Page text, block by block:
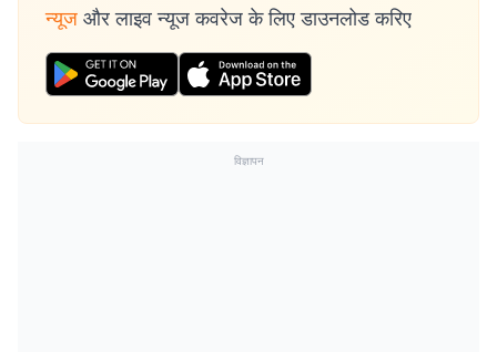
न्यूज और लाइव न्यूज कवरेज के लिए डाउनलोड करिए
विज्ञापन